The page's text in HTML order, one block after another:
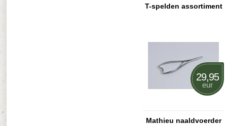
T-spelden assortiment
Mathieu naaldvoerder
29,95
eur